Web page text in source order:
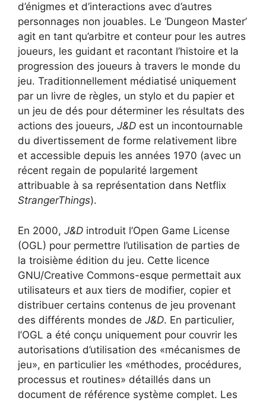
d’énigmes et d’interactions avec d’autres
personnages non jouables. Le ‘Dungeon Master’
agit en tant qu’arbitre et conteur pour les autres
joueurs, les guidant et racontant l’histoire et la
progression des joueurs à travers le monde du
jeu. Traditionnellement médiatisé uniquement
par un livre de règles, un stylo et du papier et
un jeu de dés pour déterminer les résultats des
actions des joueurs, J&D est un incontournable
du divertissement de forme relativement libre
et accessible depuis les années 1970 (avec un
récent regain de popularité largement
attribuable à sa représentation dans Netflix
StrangerThings).
En 2000, J&D introduit l’Open Game License
(OGL) pour permettre l’utilisation de parties de
la troisième édition du jeu. Cette licence
GNU/Creative Commons-esque permettait aux
utilisateurs et aux tiers de modifier, copier et
distribuer certains contenus de jeu provenant
des différents mondes de J&D. En particulier,
l’OGL a été conçu uniquement pour couvrir les
autorisations d’utilisation des «mécanismes de
jeu», en particulier les «méthodes, procédures,
processus et routines» détaillés dans un
document de référence système complet. Les